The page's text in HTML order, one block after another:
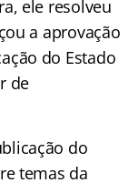
ele resolveu
a aprovação
do Estado
de
do
temas da